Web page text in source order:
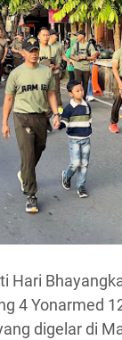
Hari
4 Yonarmed
digelar di